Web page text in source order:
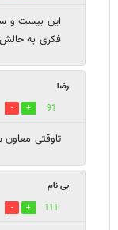
فکری به
رضا
91
تاوقتی
بی نام
111